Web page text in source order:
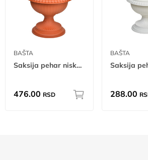
BAŠTA
Saksija pehar niski Ø32 mn
476.00 RSD
BAŠTA
288.00